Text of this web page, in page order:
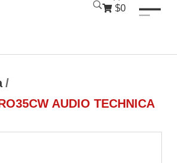
$0
/
AUDIO TECHNICA